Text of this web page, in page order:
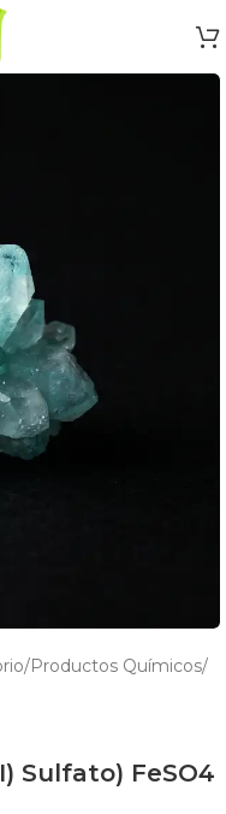
/Productos Químicos/
Sulfato) FeSO4